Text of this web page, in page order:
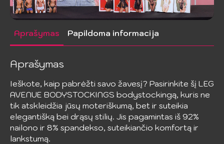
Aprašymas Papildoma informacija
Aprašymas
Ieškote, kaip pabrėžti savo žavesį? Pasirinkite šį LEG
AVENUE BODYSTOCKINGS bodystockingą, kuris ne
tik atskleidžia jūsų moteriškumą, bet ir suteikia
elegantišką bei drąsų stilių. Jis pagamintas iš 92%
nailono ir 8% spandekso, suteikiančio komfortą ir
lankstumą.